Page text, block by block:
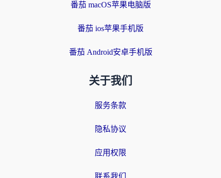
番茄 macOS苹果电脑版
番茄 ios苹果手机版
番茄 Android安卓手机版
关于我们
服务条款
隐私协议
应用权限
联系我们